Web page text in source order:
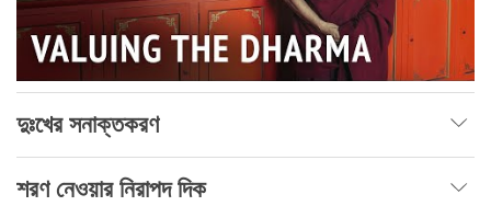
দুঃখের সনাক্তকরণ
শরণ নেওয়ার নিরাপদ দিক